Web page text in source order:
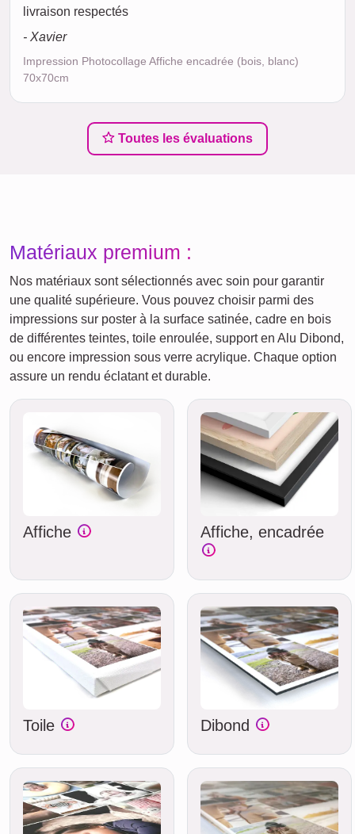
livraison respectés
- Xavier
Impression Photocollage Affiche encadrée (bois, blanc)
70x70cm
Toutes les évaluations
Matériaux premium :
Nos matériaux sont sélectionnés avec soin pour garantir
une qualité supérieure. Vous pouvez choisir parmi des
impressions sur poster à la surface satinée, cadre en bois
de différentes teintes, toile enroulée, support en Alu Dibond,
ou encore impression sous verre acrylique. Chaque option
assure un rendu éclatant et durable.
Affiche Affiche, encadrée
Toile Dibond